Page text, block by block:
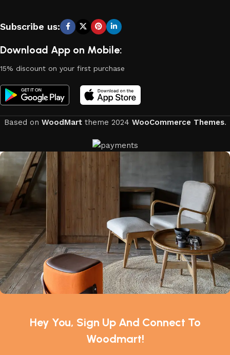
Subscribe us:
Download App on Mobile:
15% discount on your first purchase
Based on WoodMarttheme 2024 WooCommerce Themes.
Hey You, Sign Up And Connect To
Woodmart!